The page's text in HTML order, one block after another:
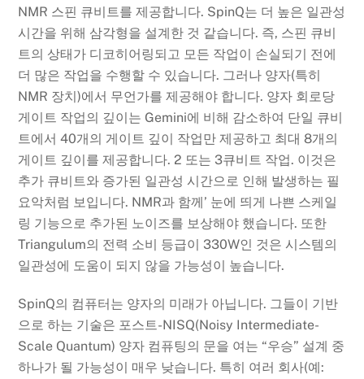
NMR 스핀 큐비트를 제공합니다. SpinQ는 더 높은 일관성
시간을 위해 삼각형을 설계한 것 같습니다. 즉, 스핀 큐비
트의 상태가 디코히어링되고 모든 작업이 손실되기 전에
더 많은 작업을 수행할 수 있습니다. 그러나 양자(특히
NMR 장치)에서 무언가를 제공해야 합니다. 양자 회로당
게이트 작업의 깊이는 Gemini에 비해 감소하여 단일 큐비
트에서 40개의 게이트 깊이 작업만 제공하고 최대 8개의
게이트 깊이를 제공합니다. 2 또는 3큐비트 작업. 이것은
추가 큐비트와 증가된 일관성 시간으로 인해 발생하는 필
요악처럼 보입니다. NMR과 함께’ 눈에 띄게 나쁜 스케일
링 기능으로 추가된 노이즈를 보상해야 했습니다. 또한
Triangulum의 전력 소비 등급이 330W인 것은 시스템의
일관성에 도움이 되지 않을 가능성이 높습니다.
SpinQ의 컴퓨터는 양자의 미래가 아닙니다. 그들이 기반
으로 하는 기술은 포스트-NISQ(Noisy Intermediate-
Scale Quantum) 양자 컴퓨팅의 문을 여는 “우승” 설계 중
하나가 될 가능성이 매우 낮습니다. 특히 여러 회사(예: